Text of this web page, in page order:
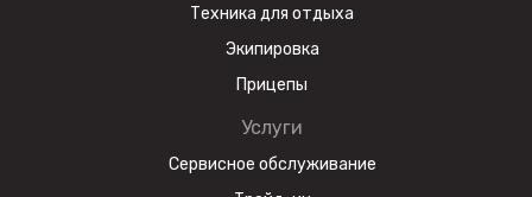
Техника для отдыха
Экипировка
Прицепы
Услуги
Сервисное обслуживание